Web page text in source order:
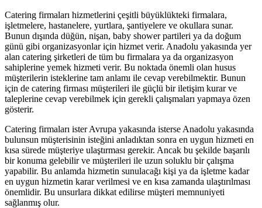
Catering firmaları hizmetlerini çeşitli büyüklükteki firmalara,
işletmelere, hastanelere, yurtlara, şantiyelere ve okullara sunar.
Bunun dışında düğün, nişan, baby shower partileri ya da doğum
günü gibi organizasyonlar için hizmet verir. Anadolu yakasında yer
alan catering şirketleri de tüm bu firmalara ya da organizasyon
sahiplerine yemek hizmeti verir. Bu noktada önemli olan husus
müşterilerin isteklerine tam anlamı ile cevap verebilmektir. Bunun
için de catering firması müşterileri ile güçlü bir iletişim kurar ve
taleplerine cevap verebilmek için gerekli çalışmaları yapmaya özen
gösterir.
Catering firmaları ister Avrupa yakasında isterse Anadolu yakasında
bulunsun müşterisinin isteğini anladıktan sonra en uygun hizmeti en
kısa sürede müşteriye ulaştırması gerekir. Ancak bu şekilde başarılı
bir konuma gelebilir ve müşterileri ile uzun soluklu bir çalışma
yapabilir. Bu anlamda hizmetin sunulacağı kişi ya da işletme kadar
en uygun hizmetin karar verilmesi ve en kısa zamanda ulaştırılması
önemlidir. Bu unsurlara dikkat edilirse müşteri memnuniyeti
sağlanmış olur.